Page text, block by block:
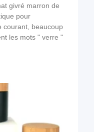
givré marron de
pour
courant, beaucoup
les mots " verre "